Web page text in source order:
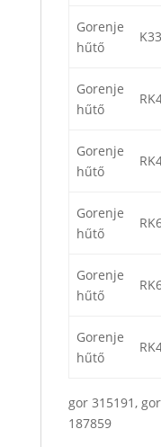
Gorenje
hűtő
Gorenje
hűtő
Gorenje
hűtő
Gorenje
hűtő
Gorenje
hűtő
Gorenje
hűtő
gor 315191,
187859